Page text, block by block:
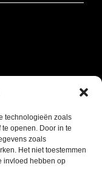
technologieën zoals
openen. Door in te
zoals
Het niet toestemmen
invloed hebben op